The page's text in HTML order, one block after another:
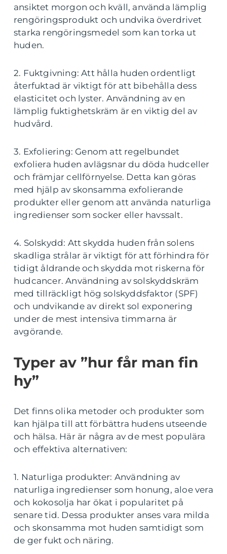
ansiktet morgon och kväll, använda lämplig
rengöringsprodukt och undvika överdrivet
starka rengöringsmedel som kan torka ut
huden.
2. Fuktgivning: Att hålla huden ordentligt
återfuktad är viktigt för att bibehålla dess
elasticitet och lyster. Användning av en
lämplig fuktighetskräm är en viktig del av
hudvård.
3. Exfoliering: Genom att regelbundet
exfoliera huden avlägsnar du döda hudceller
och främjar cellförnyelse. Detta kan göras
med hjälp av skonsamma exfolierande
produkter eller genom att använda naturliga
ingredienser som socker eller havssalt.
4. Solskydd: Att skydda huden från solens
skadliga strålar är viktigt för att förhindra för
tidigt åldrande och skydda mot riskerna för
hudcancer. Användning av solskyddskräm
med tillräckligt hög solskyddsfaktor (SPF)
och undvikande av direkt sol exponering
under de mest intensiva timmarna är
avgörande.
Typer av ”hur får man fin
hy”
Det finns olika metoder och produkter som
kan hjälpa till att förbättra hudens utseende
och hälsa. Här är några av de mest populära
och effektiva alternativen:
1. Naturliga produkter: Användning av
naturliga ingredienser som honung, aloe vera
och kokosolja har ökat i popularitet på
senare tid. Dessa produkter anses vara milda
och skonsamma mot huden samtidigt som
de ger fukt och näring.